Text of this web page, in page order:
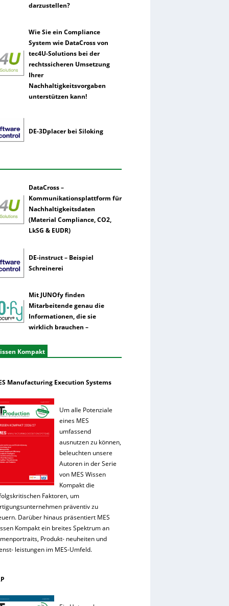
darzustellen?
Wie Sie ein Compliance
System wie DataCross von
tec4U-Solutions bei der
rechtssicheren Umsetzung
Ihrer
Nachhaltigkeitsvorgaben
unterstützen kann!
DE-3Dplacer bei Siloking
DataCross –
Kommunikationsplattform für
Nachhaltigkeitsdaten
(Material Compliance, CO2,
LkSG & EUDR)
DE-instruct – Beispiel
Schreinerei
Mit JUNOfy finden
Mitarbeitende genau die
Informationen, die sie
wirklich brauchen –
Kompakt
Manufacturing Execution Systems
Um alle Potenziale
eines MES
umfassend
ausnutzen zu können,
beleuchten unsere
Autoren in der Serie
von MES Wissen
Kompakt die
Faktoren, um
präventiv zu
Darüber hinaus präsentiert MES
Kompakt ein breites Spektrum an
Produkt- neuheiten und
leistungen im MES-Umfeld.